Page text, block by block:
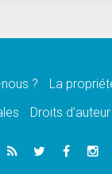
l'Assomption et
paix commence par
cardinal Parolin
? La
Droits d’auteur